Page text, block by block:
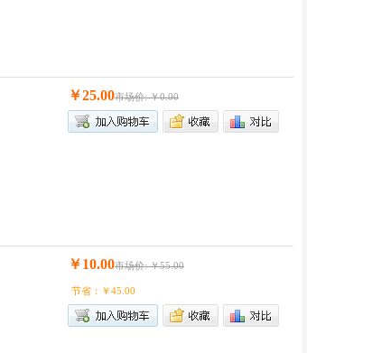
￥25.00市场价: ￥0.00
￥10.00市场价: ￥55.00
节省：￥45.00